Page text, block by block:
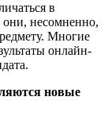
в
они, несомненно,
Многие
онлайн-
новые